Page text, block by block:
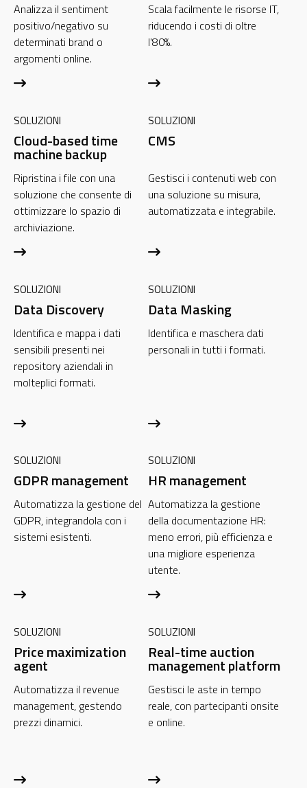
Analizza il sentiment
positivo/negativo su
determinati brand o
argomenti online.
Scala facilmente le risorse IT,
riducendo i costi di oltre
l'80%.
SOLUZIONI
Cloud-based time
machine backup
Ripristina i file con una
soluzione che consente di
ottimizzare lo spazio di
archiviazione.
SOLUZIONI
CMS
Gestisci i contenuti web con
una soluzione su misura,
automatizzata e integrabile.
SOLUZIONI
Data Discovery
Identifica e mappa i dati
sensibili presenti nei
repository aziendali in
molteplici formati.
SOLUZIONI
Data Masking
Identifica e maschera dati
personali in tutti i formati.
SOLUZIONI
GDPR management
Automatizza la gestione del
GDPR, integrandola con i
sistemi esistenti.
SOLUZIONI
HR management
Automatizza la gestione
della documentazione HR:
meno errori, più efficienza e
una migliore esperienza
utente.
SOLUZIONI
Price maximization
agent
Automatizza il revenue
management, gestendo
prezzi dinamici.
SOLUZIONI
Real-time auction
management platform
Gestisci le aste in tempo
reale, con partecipanti onsite
e online.